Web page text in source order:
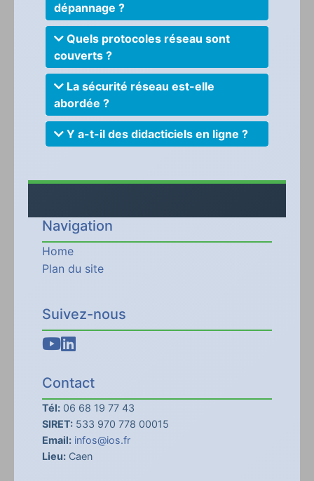
dépannage ?
Quels protocoles réseau sont
couverts ?
La sécurité réseau est-elle
abordée ?
Y a-t-il des didacticiels en ligne ?
Navigation
Home
Plan du site
Suivez-nous
Contact
Tél: 06 68 19 77 43
SIRET: 533 970 778 00015
Email: infos@ios.fr
Lieu: Caen